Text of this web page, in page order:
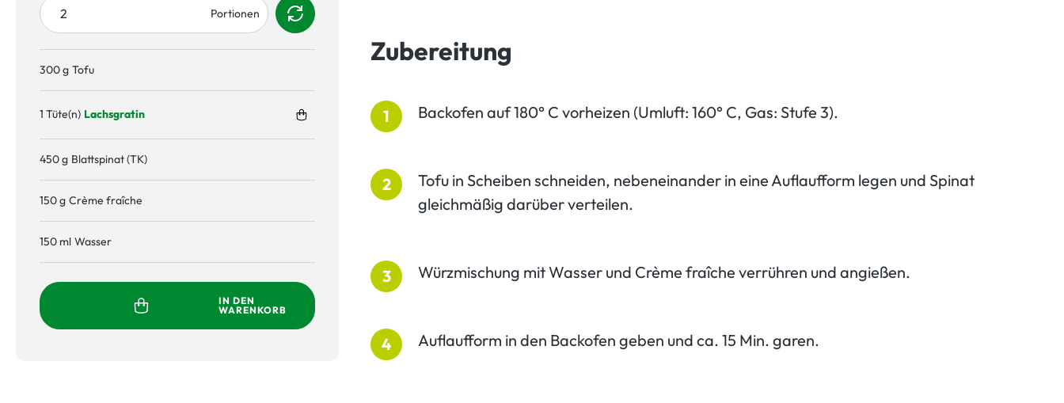
300 g Tofu
1 Tüte(n) Lachsgratin
450 g Blattspinat (TK)
150 g Crème fraîche
150 ml Wasser
IN DEN
WARENKORB
Zubereitung
1 Backofen auf 180° C vorheizen (Umluft: 160° C, Gas: Stufe 3).
2
Tofu in Scheiben schneiden, nebeneinander in eine Auflaufform legen und Spinat
gleichmäßig darüber verteilen.
3 Würzmischung mit Wasser und Crème fraîche verrühren und angießen.
4 Auflaufform in den Backofen geben und ca. 15 Min. garen.